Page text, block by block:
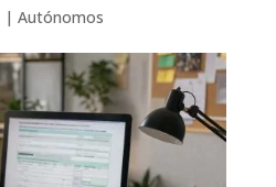
| Autónomos